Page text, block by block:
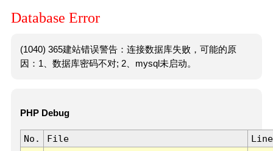
Database Error
(1040) 365建站错误警告：连接数据库失败，可能的原
因：1、数据库密码不对; 2、mysql未启动。
PHP Debug
No. File
Line